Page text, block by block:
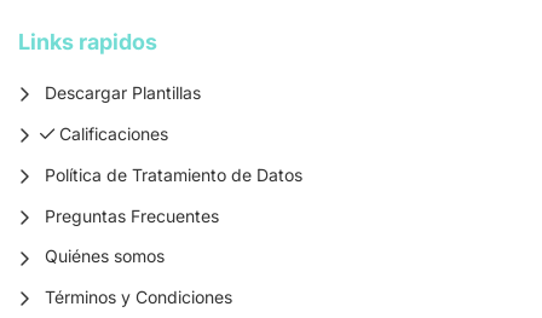
Links rapidos
Descargar Plantillas
Calificaciones
Calificaciones
Política de Tratamiento de Datos
Preguntas Frecuentes
Quiénes somos
Términos y Condiciones